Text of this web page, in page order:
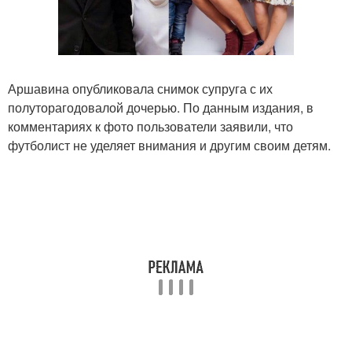
Аршавина опубликовала снимок супруга с их
полуторагодовалой дочерью. По данным издания, в
комментариях к фото пользователи заявили, что
футболист не уделяет внимания и другим своим детям.